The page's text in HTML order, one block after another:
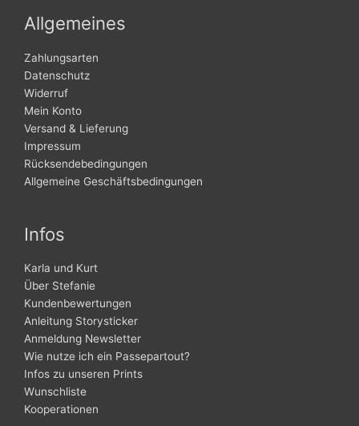
Allgemeines
Zahlungsarten
Datenschutz
Widerruf
Mein Konto
Versand & Lieferung
Impressum
Rücksendebedingungen
Allgemeine Geschäftsbedingungen
Infos
Karla und Kurt
Über Stefanie
Kundenbewertungen
Anleitung Storysticker
Anmeldung Newsletter
Wie nutze ich ein Passepartout?
Infos zu unseren Prints
Wunschliste
Kooperationen